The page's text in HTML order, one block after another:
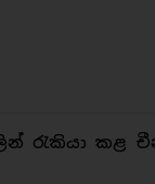
රැකියා කළ